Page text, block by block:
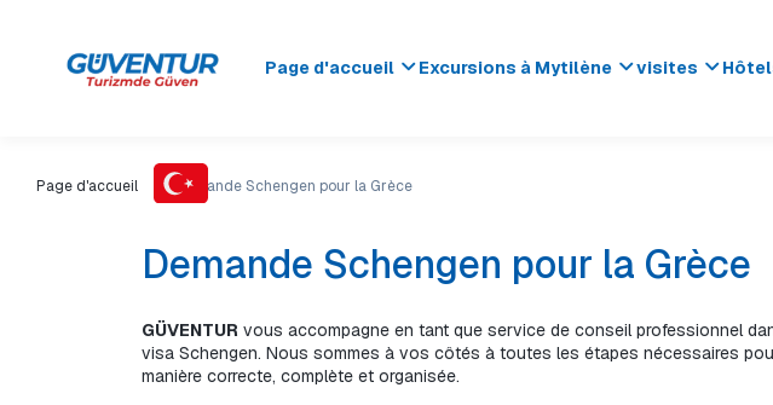
Page d'accueil Excursions à Mytilène visites
Page d'accueil Demande Schengen pour la Grèce
Demande Schengen pour la Grèce
GÜVENTUR vous accompagne en tant que service de conseil professionnel
visa Schengen. Nous sommes à vos côtés à toutes les étapes nécessaires
manière correcte, complète et organisée.